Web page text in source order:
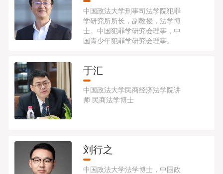
中国政法大学刑事司法学院犯罪
学研究所所长，副教授，法学博
士。中国犯罪学研究会理事，中
国青少年犯罪学研究会理事。
于汇
中国政法大学民商经济法学院讲
师​ 民商法学博士
刘行之
中国政法大学法学博士，中国政